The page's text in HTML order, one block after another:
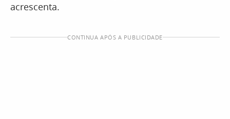
acrescenta.
CONTINUA APÓS A PUBLICIDADE